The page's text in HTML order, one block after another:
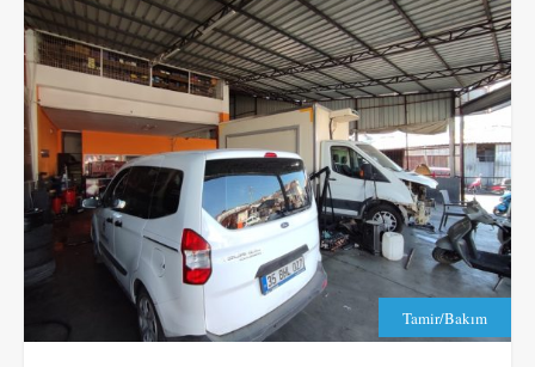
Tamir/Bakım